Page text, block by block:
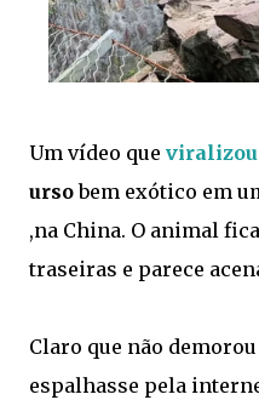
Um vídeo que viralizou
ursobem exótico em
,na China. O animal
traseiras e parece
Claro que não
espalhasse pela